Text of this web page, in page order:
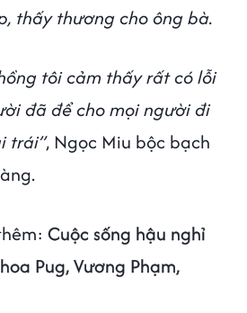
thấy thương cho ông bà.
tôi cảm thấy rất có lỗi
đã để cho mọi người đi
trái”, Ngọc Miu bộc bạch
Cuộc sống hậu nghỉ
Pug, Vương Phạm,